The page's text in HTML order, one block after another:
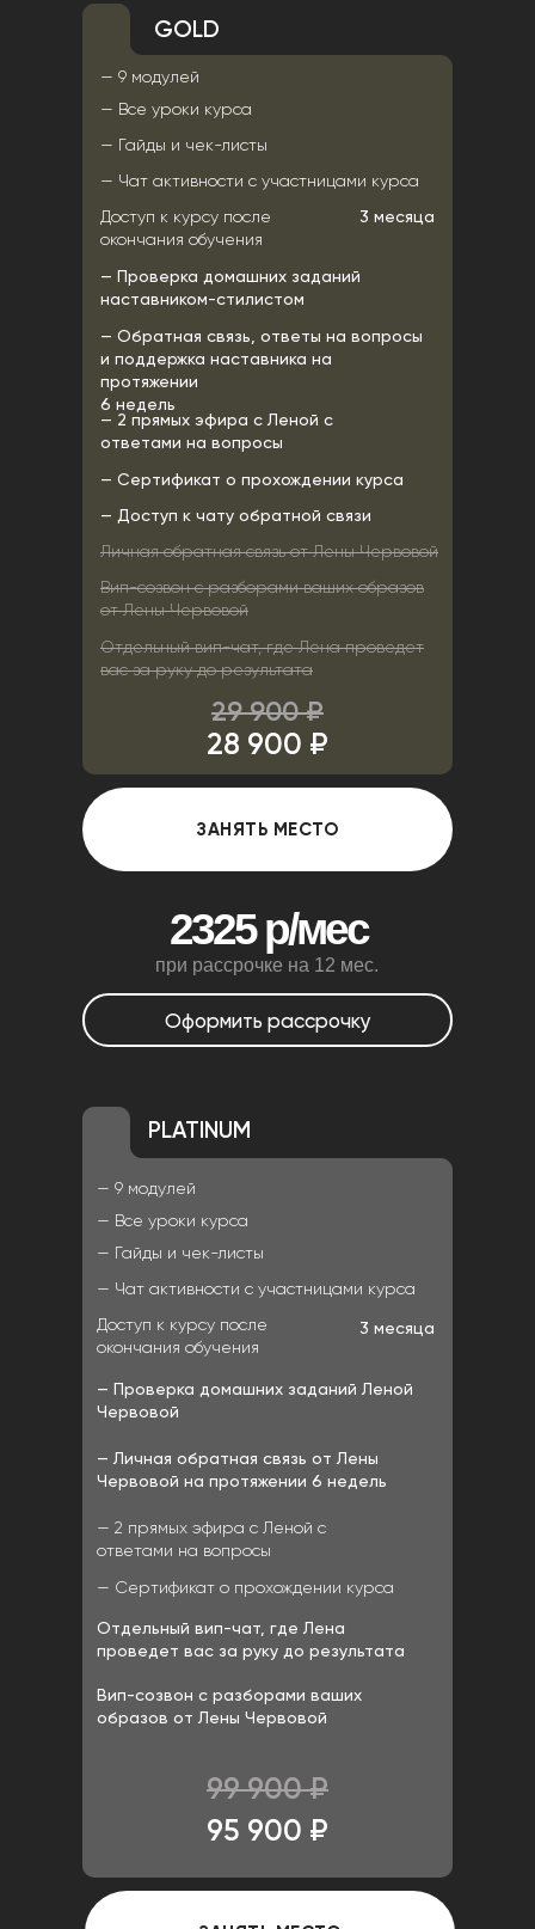
— 9 модулей
— 9 модулей
ЗАНЯТЬ МЕСТО
GOLD
— Все уроки курса
— Гайды и чек-листы
— Чат активности с участницами курса
Доступ к курсу после
окончания обучения
3 месяца
— Проверка домашних заданий
наставником-стилистом
— Обратная связь, ответы на вопросы
и поддержка наставника на
протяжении
6 недель
— 2 прямых эфира с Леной с
ответами на вопросы
— Сертификат о прохождении курса
— Доступ к чату обратной связи
Личная обратная связь от Лены Червовой
Вип-созвон с разборами ваших образов
от Лены Червовой
Отдельный вип-чат, где Лена проведет
вас за руку до результата
PLATINUM
— Все уроки курса
— Гайды и чек-листы
— Чат активности с участницами курса
Доступ к курсу после
окончания обучения
3 месяца
— 2 прямых эфира с Леной с
ответами на вопросы
— Сертификат о прохождении курса
— Проверка домашних заданий Леной
Червовой
Вип-созвон с разборами ваших
образов от Лены Червовой
Отдельный вип-чат, где Лена
проведет вас за руку до результата
— Личная обратная связь от Лены
Червовой на протяжении 6 недель
99 900 ₽
29 900 ₽
Оформить рассрочку
2325 р/мес
при рассрочке на 12 мес.
28 900 ₽
95 900 ₽
получить
налоговый вычет
]
АВТОР КУРСА